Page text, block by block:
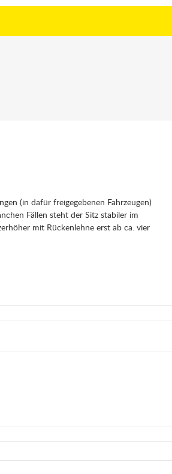
(in dafür freigegebenen Fahrzeugen)
Fällen steht der Sitz stabiler im
mit Rückenlehne erst ab ca. vier